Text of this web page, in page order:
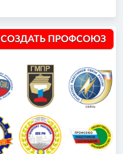
СОЗДАТЬ ПРОФСОЮЗ